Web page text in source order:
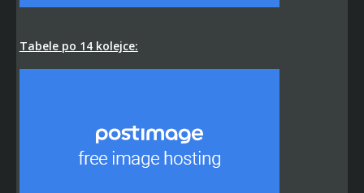
Tabele po 14 kolejce: